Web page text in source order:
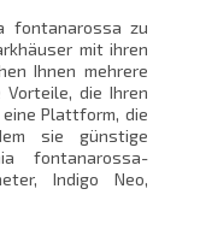
fontanarossa zu
mit ihren
Ihnen mehrere
die Ihren
Plattform, die
sie günstige
fontanarossa-
Indigo Neo,